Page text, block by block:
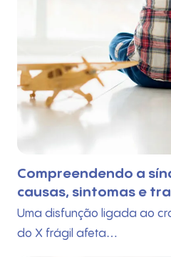
Compreendendo a
causas, sintomas e
Uma disfunção ligada ao
do X frágil afeta…